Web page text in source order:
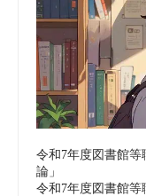
令和7年度図書館
論」
令和7年度図書館